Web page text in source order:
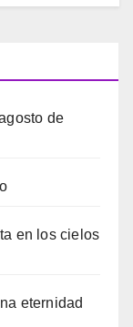
de
en los cielos
eternidad